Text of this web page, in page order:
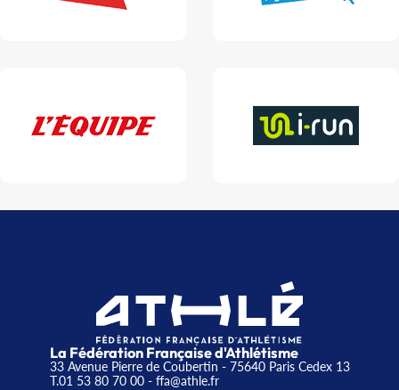
La Fédération Française d'Athlétisme
33 Avenue Pierre de Coubertin - 75640 Paris Cedex 13
T.01 53 80 70 00- ffa@athle.fr